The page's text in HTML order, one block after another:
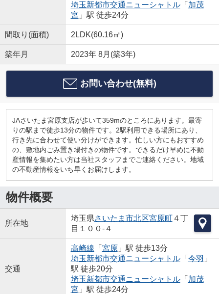
埼玉新都市交通ニューシャトル「 加茂
宮 」駅 徒歩24分
間取り(面積) 2LDK(60.16㎡)
築年月 2023年 8月(築3年)
お問い合わせ(無料)
JAさいたま宮原支店が歩いて359mのところにあります。最寄
りの駅まで徒歩13分の物件です。2駅利用できる場所にあり、
行き先に合わせて使い分けができます。忙しい方にもおすすめ
の、敷地内ごみ置き場付きの物件です。できるだけ早めに不動
産情報を集めたい方は当社スタッフまでご連絡ください。地域
の不動産情報をいち早くお届けします。
物件概要
所在地
埼玉県さいたま市北区宮原町４丁
目１００-４
交通
高崎線 「 宮原」駅 徒歩13分
埼玉新都市交通ニューシャトル「 今羽 」
駅 徒歩20分
埼玉新都市交通ニューシャトル「 加茂
宮 」駅 徒歩24分